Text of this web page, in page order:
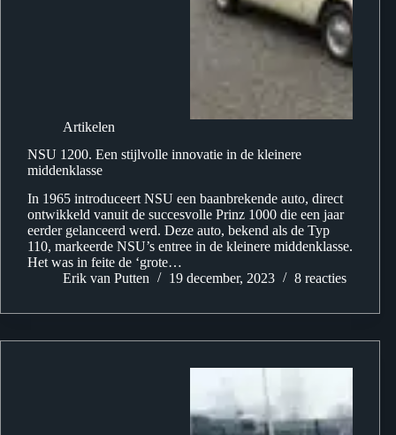
Artikelen
NSU 1200. Een stijlvolle innovatie in de kleinere
middenklasse
In 1965 introduceert NSU een baanbrekende auto, direct
ontwikkeld vanuit de succesvolle Prinz 1000 die een jaar
eerder gelanceerd werd. Deze auto, bekend als de Typ
110, markeerde NSU’s entree in de kleinere middenklasse.
Het was in feite de ‘grote…
Erik van Putten
19 december, 2023 8 reacties